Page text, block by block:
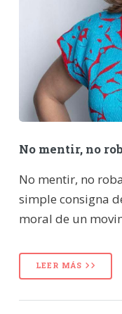
No mentir, no
No mentir, no
simple consigna
moral de un
LEER MÁS